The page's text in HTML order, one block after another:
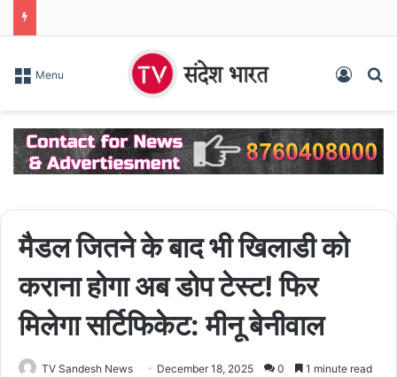
Menu Log In
मैडल जितने के बाद भी खिलाडी को
कराना होगा अब डोप टेस्ट! फिर
मिलेगा सर्टिफिकेट: मीनू बेनीवाल
TV Sandesh News December 18, 2025 0 1 minute read